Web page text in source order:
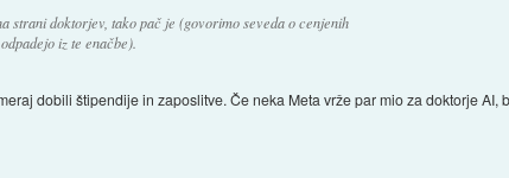
strani doktorjev, tako pač je (govorimo seveda o cenjenih
iz te enačbe).
dobili štipendije in zaposlitve. Če neka Meta vrže par mio za doktorje AI,